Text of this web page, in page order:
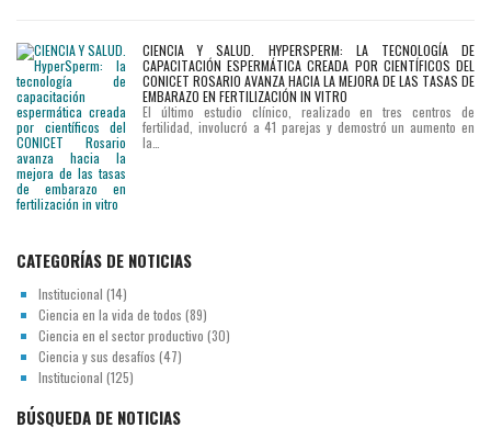
CIENCIA Y SALUD. HYPERSPERM: LA TECNOLOGÍA DE
CAPACITACIÓN ESPERMÁTICA CREADA POR CIENTÍFICOS DEL
CONICET ROSARIO AVANZA HACIA LA MEJORA DE LAS TASAS DE
EMBARAZO EN FERTILIZACIÓN IN VITRO
El último estudio clínico, realizado en tres centros de
fertilidad, involucró a 41 parejas y demostró un aumento en
la…
CATEGORÍAS DE NOTICIAS
Institucional (14)
Ciencia en la vida de todos (89)
Ciencia en el sector productivo (30)
Ciencia y sus desafíos (47)
Institucional (125)
BÚSQUEDA DE NOTICIAS